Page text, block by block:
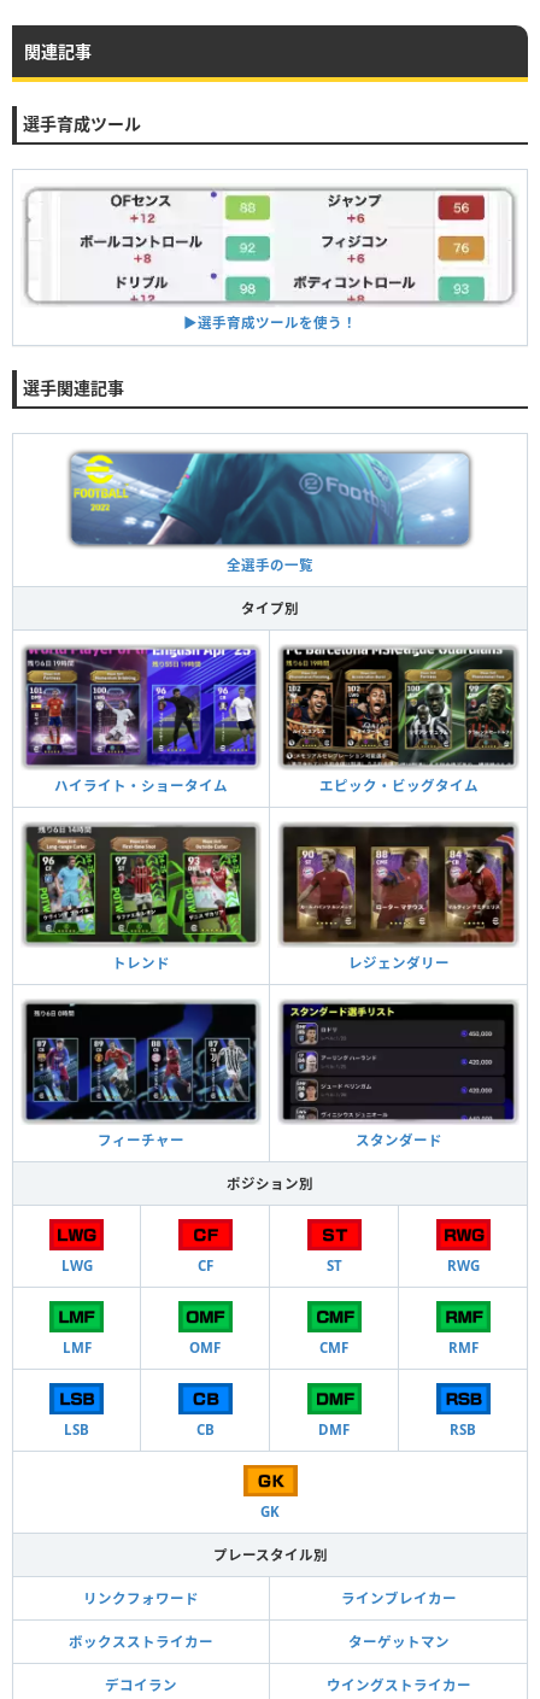
関連記事
選手育成ツール
▶︎選手育成ツールを使う！
選手関連記事
全選手の一覧
タイプ別
ハイライト・ショータイム エピック・ビッグタイム
トレンド レジェンダリー
フィーチャー スタンダード
ポジション別
LWG CF ST RWG
LMF OMF CMF RMF
LSB CB DMF RSB
GK
プレースタイル別
リンクフォワード ラインブレイカー
ボックスストライカー ターゲットマン
デコイラン ウイングストライカー